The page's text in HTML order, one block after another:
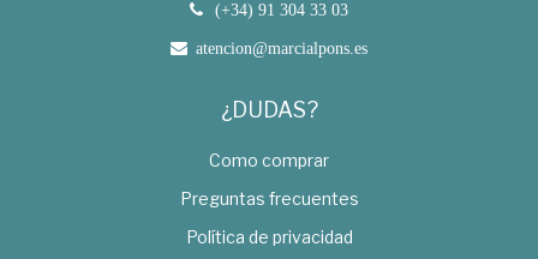
(+34) 91 304 33 03
atencion@marcialpons.es
¿DUDAS?
Como comprar
Preguntas frecuentes
Política de privacidad